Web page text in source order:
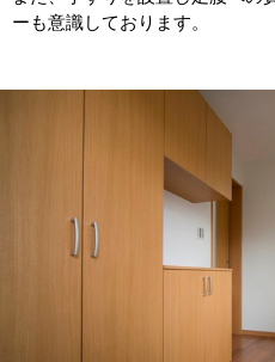
ーも意識しております。